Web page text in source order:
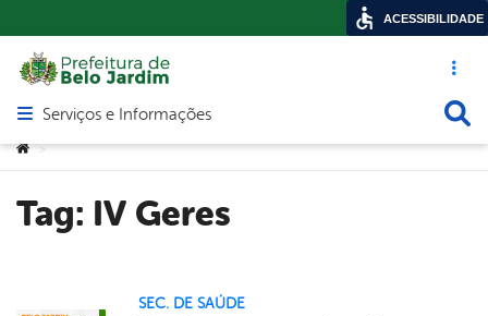
Acesso
Abrir menu principal de navegação
Serviços e Informações
Você está aqui:
>
Tag: IV Geres
SEC. DE SAÚDE
ACESSIBILIDADE